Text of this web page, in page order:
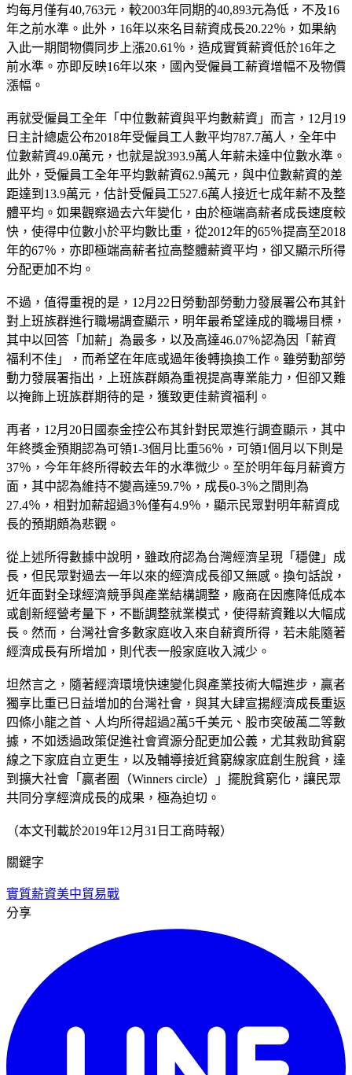
均每月僅有40,763元，較2003年同期的40,893元為低，不及16
年之前水準。此外，16年以來名目薪資成長20.22％，如果納
入此一期間物價同步上漲20.61％，造成實質薪資低於16年之
前水準。亦即反映16年以來，國內受僱員工薪資增幅不及物價
漲幅。
再就受僱員工全年「中位數薪資與平均數薪資」而言，12月19
日主計總處公布2018年受僱員工人數平均787.7萬人，全年中
位數薪資49.0萬元，也就是說393.9萬人年薪未達中位數水準。
此外，受僱員工全年平均數薪資62.9萬元，與中位數薪資的差
距達到13.9萬元，估計受僱員工527.6萬人接近七成年薪不及整
體平均。如果觀察過去六年變化，由於極端高薪者成長速度較
快，使得中位數小於平均數比重，從2012年的65％提高至2018
年的67％，亦即極端高薪者拉高整體薪資平均，卻又顯示所得
分配更加不均。
不過，值得重視的是，12月22日勞動部勞動力發展署公布其針
對上班族群進行職場調查顯示，明年最希望達成的職場目標，
其中以回答「加薪」為最多，以及高達46.07％認為因「薪資
福利不佳」，而希望在年底或過年後轉換換工作。雖勞動部勞
動力發展署指出，上班族群頗為重視提高專業能力，但卻又難
以掩飾上班族群期待的是，獲致更佳薪資福利。
再者，12月20日國泰金控公布其針對民眾進行調查顯示，其中
年終獎金預期認為可領1-3個月比重56％，可領1個月以下則是
37％，今年年終所得較去年的水準微少。至於明年每月薪資方
面，其中認為維持不變高達59.7％，成長0-3％之間則為
27.4％，相對加薪超過3％僅有4.9％，顯示民眾對明年薪資成
長的預期頗為悲觀。
從上述所得數據中說明，雖政府認為台灣經濟呈現「穩健」成
長，但民眾對過去一年以來的經濟成長卻又無感。換句話說，
近年面對全球經濟競爭與產業結構調整，廠商在因應降低成本
或創新經營考量下，不斷調整就業模式，使得薪資難以大幅成
長。然而，台灣社會多數家庭收入來自薪資所得，若未能隨著
經濟成長有所增加，則代表一般家庭收入減少。
坦然言之，隨著經濟環境快速變化與產業技術大幅進步，贏者
獨享比重已日益增加的台灣社會，與其大肆宣揚經濟成長重返
四條小龍之首、人均所得超過2萬5千美元、股市突破萬二等數
據，不如透過政策促進社會資源分配更加公義，尤其救助貧窮
線之下家庭自立更生，以及輔導接近貧窮線家庭創生脫貧，達
到擴大社會「贏者圈（Winners circle）」擺脫貧窮化，讓民眾
共同分享經濟成長的成果，極為迫切。
（本文刊載於2019年12月31日工商時報）
關鍵字
實質薪資美中貿易戰
分享